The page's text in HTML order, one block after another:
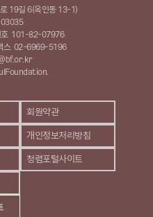
회원약관
개인정보처리방침
청렴포털사이트
19길 6(옥인동 13-1)
03035
101-82-07976
스 02-6969-5196